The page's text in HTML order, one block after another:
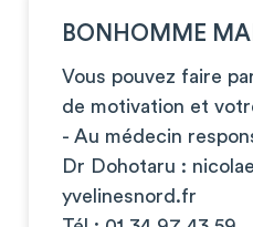
BONHOMME
Vous pouvez faire
de motivation et
- Au médecin
Dr Dohotaru :
yvelinesnord.fr